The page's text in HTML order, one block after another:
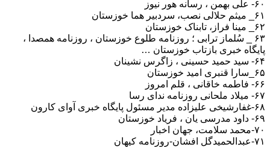
۶۰- علی بهمن ، رسانه هور نیوز
۶۱_ میثم حلالی نصب، سردبیر هما خوزستان
۶۲_ مینا فراز، تابناک خوزستان
۶۳ _ سُلماز ترابی ؛ روزنامه طلوع خوزستان ، روزنامه همصدا ،
پایگاه خبری بازتاب خوزستان …
۶۴- سید حمید حسینی ، زاگرس نشینان
۶۵_سارا قنبری امید خوزستان
۶۶- فاطمه خاقانی ، قلم امروز
۶۷- میلاد ملحانی روزنامه ندای رسا
۶۸-غفارشیخی علیزاده مدیر مسئول پایگاه خبری آوای کارون
۶۹- داود مدرسی یان ، فریاد خوزستان
۷۰-محمد سلامت، جهان اخبار
۷۱-عبدالحمیدگل افشان-روزنامه کیهان